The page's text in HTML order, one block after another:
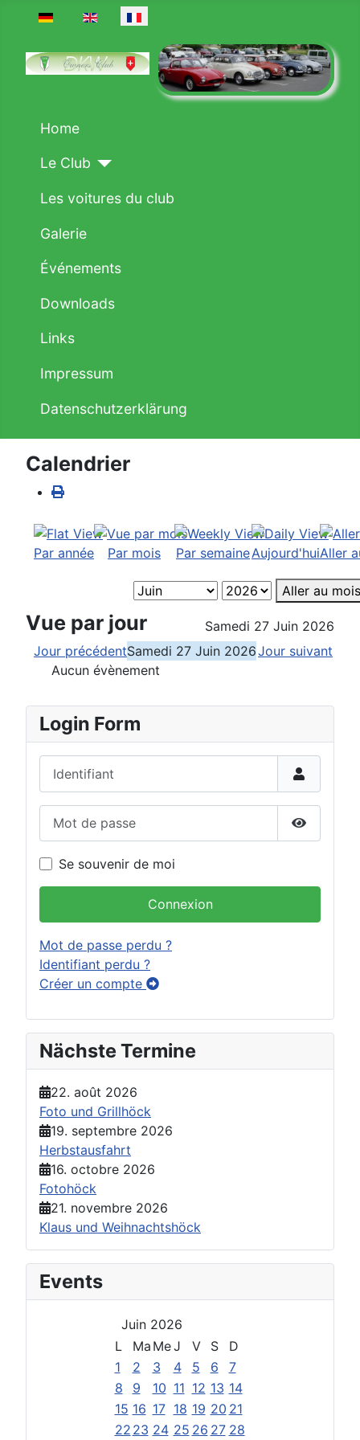
Sélectionnez votre langue
Home
Le Club
Les voitures du club
Galerie
Événements
Downloads
Links
Impressum
Datenschutzerklärung
Calendrier
Par année Par mois Par semaineAujourd'huiAller
Aller au mois
Vue par jour
Samedi 27 Juin 2026
Jour précédentSamedi 27 Juin 2026Jour suivant
Aucun évènement
Login Form
Afficher
Se souvenir de moi
Connexion
Mot de passe perdu ?
Identifiant perdu ?
Créer un compte
Nächste Termine
22. août 2026
Foto und Grillhöck
19. septembre 2026
Herbstausfahrt
16. octobre 2026
Fotohöck
21. novembre 2026
Klaus und Weihnachtshöck
Events
Juin 2026
L
Ma MeJ V S
D
1
2 3 4 5 6
7
8
9 10 11 12 13 14
15 16 17 18 19 20 21
22 23 24 25 26 27 28